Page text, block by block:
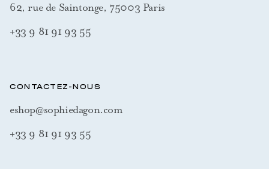
62, rue de Saintonge, 75003 Paris
+33 9 81 91 93 55
CONTACTEZ-NOUS
eshop@sophiedagon.com
+33 9 81 91 93 55